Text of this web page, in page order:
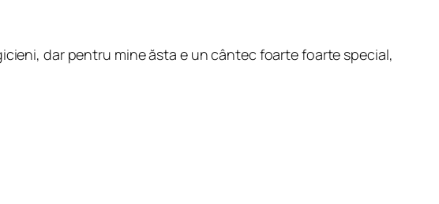
dar pentru mine ăsta e un cântec foarte foarte special,